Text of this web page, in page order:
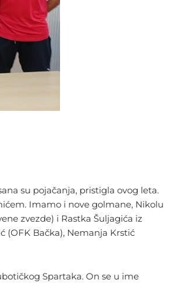
su pojačanja, pristigla ovog leta.
Imamo i nove golmane, Nikolu
zvezde) i Rastka Šuljagića iz
(OFK Bačka), Nemanja Krstić
Spartaka. On se u ime